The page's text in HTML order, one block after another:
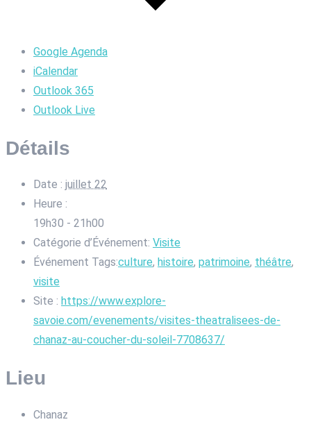
Google Agenda
iCalendar
Outlook 365
Outlook Live
Détails
Date : juillet 22
Heure :
19h30 - 21h00
Catégorie d’Événement: Visite
Événement Tags:culture, histoire, patrimoine, théâtre,
visite
Site : https://www.explore-
savoie.com/evenements/visites-theatralisees-de-
chanaz-au-coucher-du-soleil-7708637/
Lieu
Chanaz